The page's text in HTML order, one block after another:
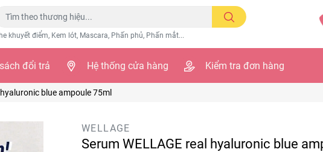
khuyết điểm, Kem lót, Mascara, Phấn phủ, Phấn mắt...
đổi trả Hệ thống cửa hàng Kiểm tra đơn hàng
blue ampoule 75ml
WELLAGE
Serum WELLAGE real hyaluronic blue